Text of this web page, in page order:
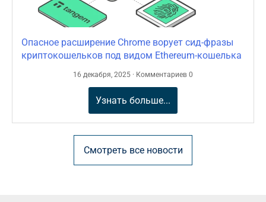
Опасное расширение Chrome ворует сид-фразы
криптокошельков под видом Ethereum-кошелька
16 декабря, 2025 · Комментариев 0
Узнать больше...
Смотреть все новости